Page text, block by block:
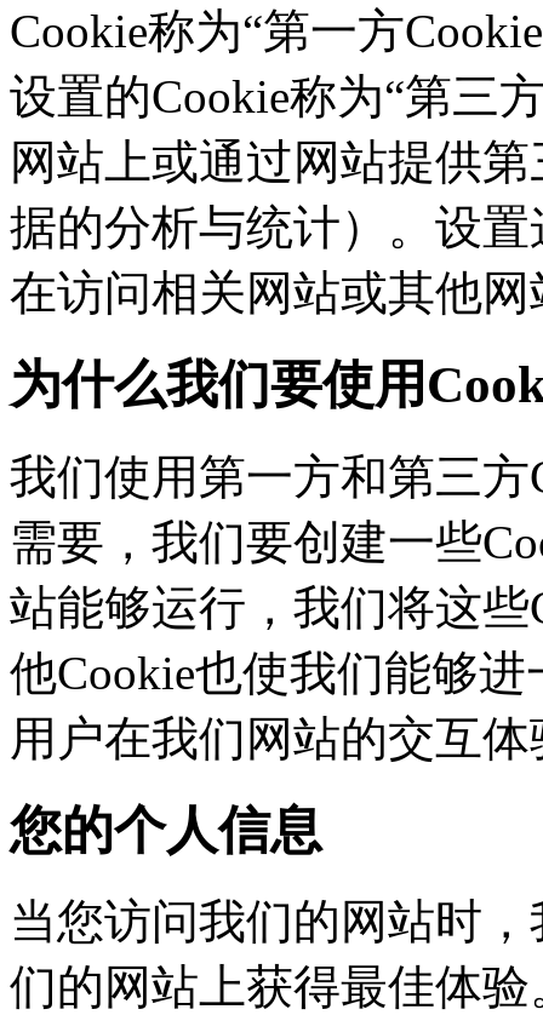
Cookie称为“第一方
设置的Cookie称为“第三
网站上或通过网站提供第
据的分析与统计）。设
在访问相关网站或其他
为什么我们要使用
我们使用第一方和第三
需要，我们要创建一
站能够运行，我们将这
他Cookie也使我们能够进
用户在我们网站的交互体
您的个人信息
当您访问我们的网站时
们的网站上获得最佳体验